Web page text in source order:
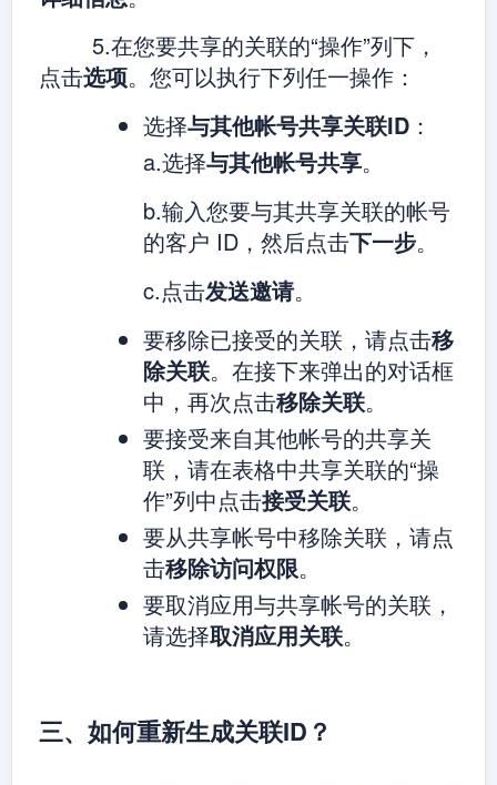
5.在您要共享的关联的“操作”列下，
点击选项。您可以执行下列任一操作：
选择与其他帐号共享关联ID ：
a.选择与其他帐号共享。
b.输入您要与其共享关联的帐号
的客户 ID，然后点击下一步。
c.点击发送邀请。
要移除已接受的关联，请点击移
除关联。在接下来弹出的对话框
中，再次点击移除关联。
要接受来自其他帐号的共享关
联，请在表格中共享关联的“操
作”列中点击接受关联。
要从共享帐号中移除关联，请点
击移除访问权限。
要取消应用与共享帐号的关联，
请选择取消应用关联。
三、如何重新生成关联ID？